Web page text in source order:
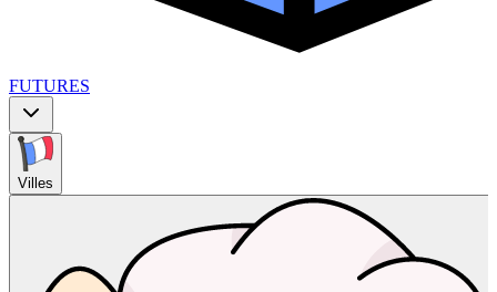
FUTURES
Villes